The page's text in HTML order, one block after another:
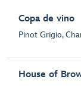
Copa de vino
Pinot Grigio,
House of